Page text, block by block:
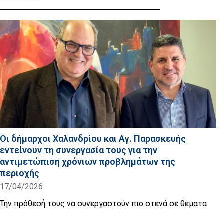
Οι δήμαρχοι Χαλανδρίου και Αγ. Παρασκευής
εντείνουν τη συνεργασία τους για την
αντιμετώπιση χρόνιων προβλημάτων της
περιοχής
17/04/2026
Την πρόθεσή τους να συνεργαστούν πιο στενά σε θέματα